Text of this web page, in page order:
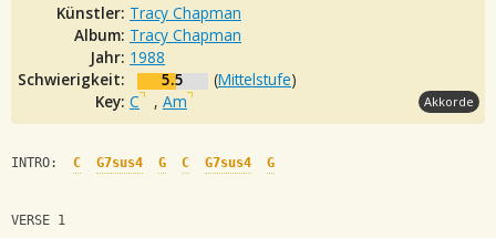
Künstler: Tracy Chapman
Album: Tracy Chapman
Jahr: 1988
Schwierigkeit:
5.5 (Mittelstufe)
Key: C , Am Akkorde
INTRO: C G7sus4 G C G7sus4 G
VERSE 1